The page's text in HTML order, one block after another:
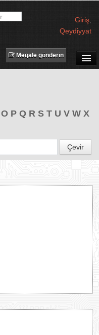
Giriş
Qeydiyyat
TƏDBİRLƏR
PROQRAMLAR
Məqalə göndərin
O P Q R S T U V W X
Çevir